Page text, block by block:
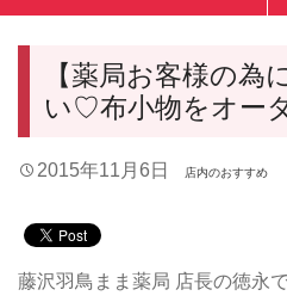
【薬局お客様の為
い♡布小物をオー
2015年11月6日 店内のおすすめ
藤沢羽鳥まま薬局 店長の徳永で